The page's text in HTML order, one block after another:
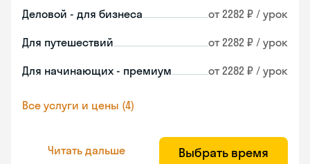
Деловой - для бизнеса от 2282 ₽ / урок
Для путешествий от 2282 ₽ / урок
Для начинающих - премиум от 2282 ₽ / урок
Все услуги и цены (4)
Читать дальше Выбрать время